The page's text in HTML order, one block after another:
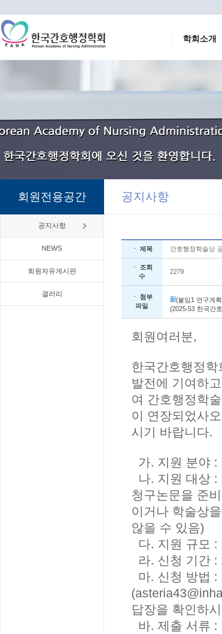
학회소개
회원전용공간
공지사항
NEWS
회원자유게시판
갤러리
공지사항
ㆍ 제목 간호행정학술상
ㆍ 조회
수
2279
ㆍ 첨부
파일
(붙임1 연구계
(2025-53 한국간
회원여러분,
한국간호행정
발전에 기여하
여 간호행정학
이 연장되었사
시기 바랍니다.
가. 지원 분야
나. 지원 대상 :
청구논문을 준
이거나 학술상
않을 수 있음)
다. 지원 규모
라. 신청 기간
마. 신청 방법 :
답장을 확인하
바. 제출 서류